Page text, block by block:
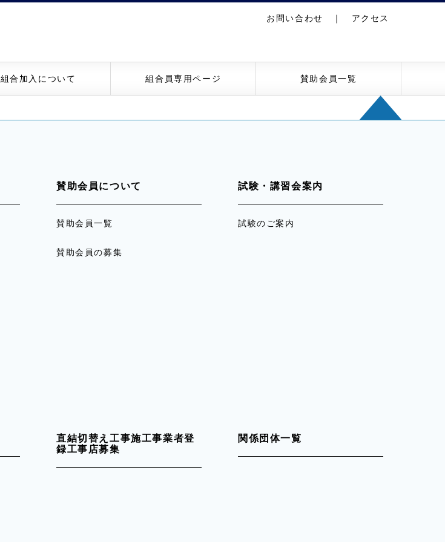
お問い合わせ ｜ アクセス
組合加入について 組合員専用ページ 賛助会員一覧
賛助会員について
賛助会員一覧
賛助会員の募集
試験・講習会案内
試験のご案内
直結切替え工事施工事業者登
録工事店募集
関係団体一覧